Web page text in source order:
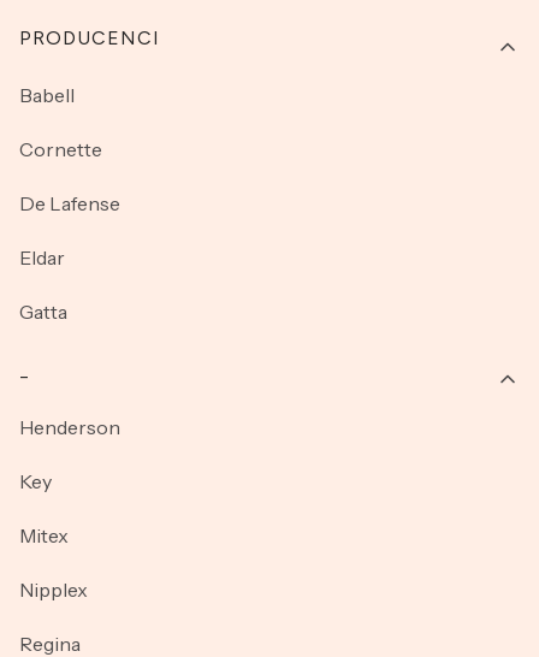
PRODUCENCI
Babell
Cornette
De Lafense
Eldar
Gatta
Henderson
Key
Mitex
Nipplex
Regina